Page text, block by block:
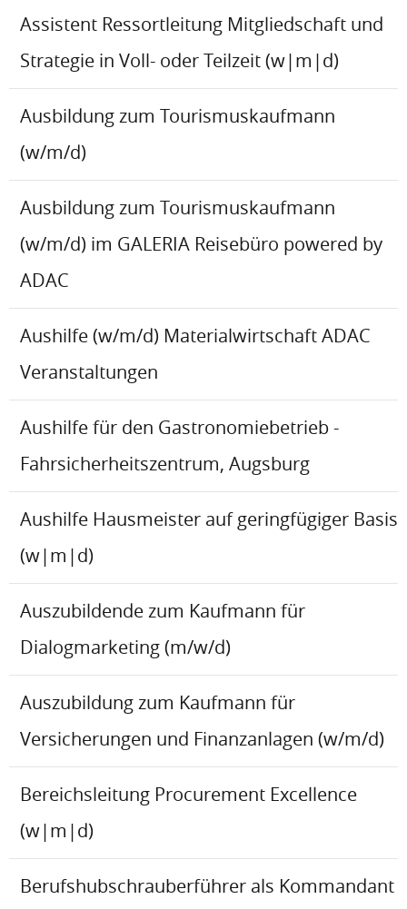
Assistent Ressortleitung Mitgliedschaft und
Strategie in Voll- oder Teilzeit (w|m|d)
Ausbildung zum Tourismuskaufmann
(w/m/d)
Ausbildung zum Tourismuskaufmann
(w/m/d) im GALERIA Reisebüro powered by
ADAC
Aushilfe (w/m/d) Materialwirtschaft ADAC
Veranstaltungen
Aushilfe für den Gastronomiebetrieb -
Fahrsicherheitszentrum, Augsburg
Aushilfe Hausmeister auf geringfügiger Basis
(w|m|d)
Auszubildende zum Kaufmann für
Dialogmarketing (m/w/d)
Auszubildung zum Kaufmann für
Versicherungen und Finanzanlagen (w/m/d)
Bereichsleitung Procurement Excellence
(w|m|d)
Berufshubschrauberführer als Kommandant